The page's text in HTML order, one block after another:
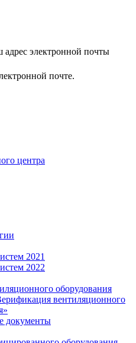
адрес электронной почты
почте.
центра
2021
2022
оборудования
вентиляционного
документы